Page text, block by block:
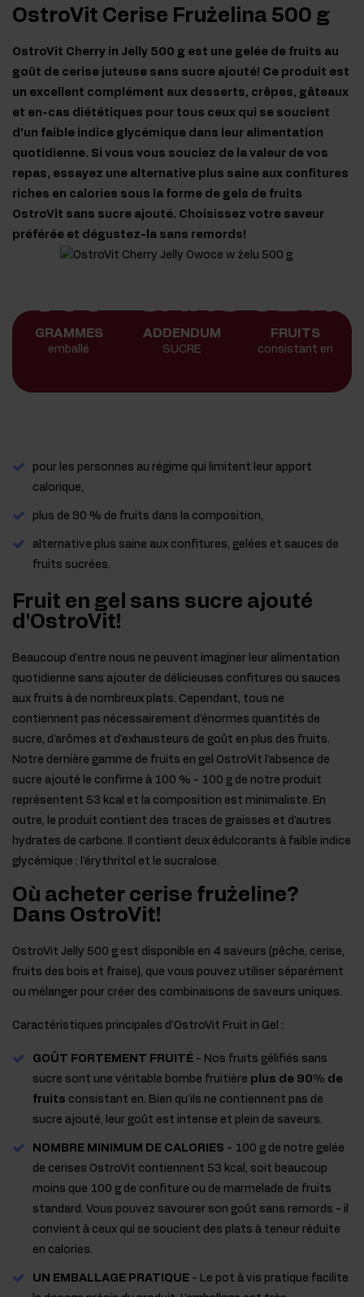
OstroVit Cerise Frużelina 500 g
OstroVit Cherry in Jelly 500 g est une gelée de fruits au
goût de cerise juteuse sans sucre ajouté! Ce produit est
un excellent complément aux desserts, crêpes, gâteaux
et en-cas diététiques pour tous ceux qui se soucient
d'un faible indice glycémique dans leur alimentation
quotidienne. Si vous vous souciez de la valeur de vos
repas, essayez une alternative plus saine aux confitures
riches en calories sous la forme de gels de fruits
OstroVit sans sucre ajouté. Choisissez votre saveur
préférée et dégustez-la sans remords!
500
GRAMMES
emballé
SANS
ADDENDUM
SUCRE
92%
FRUITS
consistant en
pour les personnes au régime qui limitent leur apport
calorique,
plus de 90 % de fruits dans la composition,
alternative plus saine aux confitures, gelées et sauces de
fruits sucrées.
Fruit en gel sans sucre ajouté
d'OstroVit!
Beaucoup d'entre nous ne peuvent imaginer leur alimentation
quotidienne sans ajouter de délicieuses confitures ou sauces
aux fruits à de nombreux plats. Cependant, tous ne
contiennent pas nécessairement d'énormes quantités de
sucre, d'arômes et d'exhausteurs de goût en plus des fruits.
Notre dernière gamme de fruits en gel OstroVit l'absence de
sucre ajouté le confirme à 100 % - 100 g de notre produit
représentent 53 kcal et la composition est minimaliste. En
outre, le produit contient des traces de graisses et d'autres
hydrates de carbone. Il contient deux édulcorants à faible indice
glycémique : l'érythritol et le sucralose.
Où acheter cerise frużeline?
Dans OstroVit!
OstroVit Jelly 500 g est disponible en 4 saveurs (pêche, cerise,
fruits des bois et fraise), que vous pouvez utiliser séparément
ou mélanger pour créer des combinaisons de saveurs uniques.
Caractéristiques principales d'OstroVit Fruit in Gel :
GOÛT FORTEMENT FRUITÉ - Nos fruits gélifiés sans
sucre sont une véritable bombe fruitière plus de 90% de
fruits consistant en. Bien qu'ils ne contiennent pas de
sucre ajouté, leur goût est intense et plein de saveurs.
NOMBRE MINIMUM DE CALORIES - 100 g de notre gelée
de cerises OstroVit contiennent 53 kcal, soit beaucoup
moins que 100 g de confiture ou de marmelade de fruits
standard. Vous pouvez savourer son goût sans remords - il
convient à ceux qui se soucient des plats à teneur réduite
en calories.
UN EMBALLAGE PRATIQUE - Le pot à vis pratique facilite